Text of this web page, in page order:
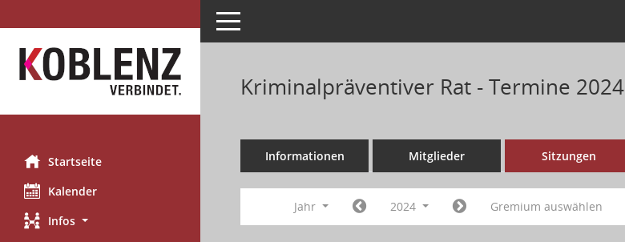
Startseite
Kalender
Infos
Toggle navigation
Kriminalpräventiver Rat - Termine 2024
Informationen Mitglieder Sitzungen
Jahr 2024 Gremium auswählen